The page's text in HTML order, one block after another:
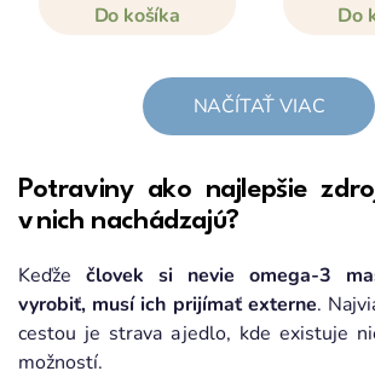
Do košíka Do
NAČÍTAŤ VIAC
Potraviny ako najlepšie
v nich nachádzajú?
Keďže človek si nevie omega-3
vyrobiť, musí ich prijímať externe.
cestou je strava a jedlo, kde existuje
možností.